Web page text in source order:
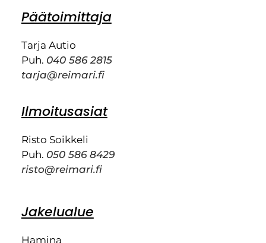
Päätoimittaja
Tarja Autio
Puh. 040 586 2815
tarja@reimari.fi
Ilmoitusasiat
Risto Soikkeli
Puh. 050 586 8429
risto@reimari.fi
Jakelualue
Hamina